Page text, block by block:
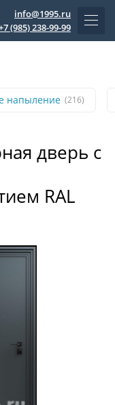
info@1995.ru
(985) 238-99-99
напыление (216)
дверь с
RAL